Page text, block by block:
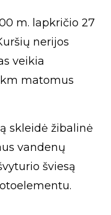
m. lapkričio 27
nerijos
veikia
matomus
skleidė žibalinė
vandenų
šviesą